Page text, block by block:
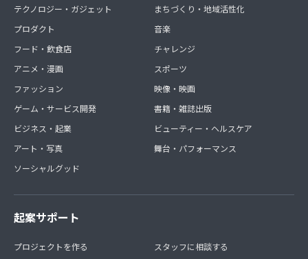
テクノロジー・ガジェット
プロダクト
フード・飲食店
アニメ・漫画
ファッション
ゲーム・サービス開発
ビジネス・起業
アート・写真
ソーシャルグッド
まちづくり・地域活性化
音楽
チャレンジ
スポーツ
映像・映画
書籍・雑誌出版
ビューティー・ヘルスケア
舞台・パフォーマンス
起案サポート
プロジェクトを作る
スタッフに相談する